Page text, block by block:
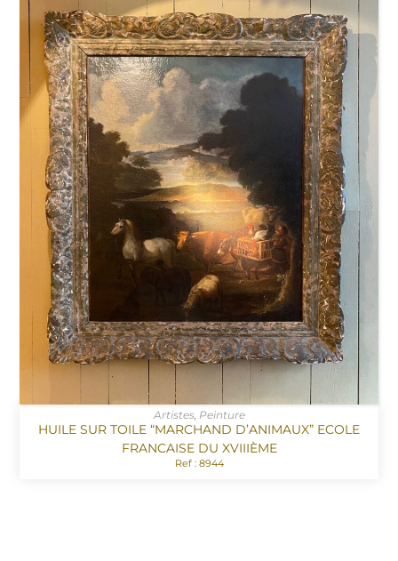
Artistes, Peinture
HUILE SUR TOILE “MARCHAND D’ANIMAUX” ECOLE
FRANCAISE DU XVIIIÈME
Ref : 8944